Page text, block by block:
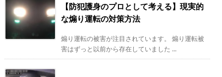
【防犯護身のプロとして考える】現実的
な煽り運転の対策方法
煽り運転の被害が注目されています。 煽り運転被
害はずっと以前から存在していました ...